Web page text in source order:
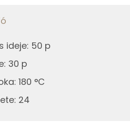
telítetlen zsírsav:
telítetlen zsírsav
ideje: 50 p
: 30 p
: 180 °C
: 24